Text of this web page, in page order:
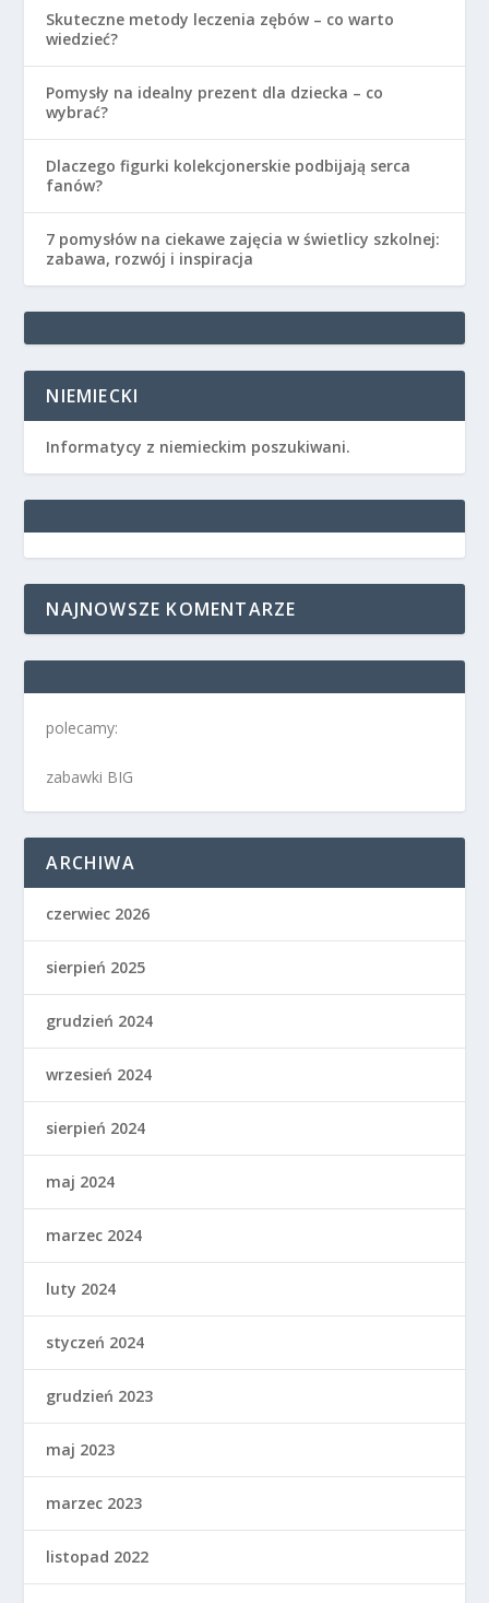
Skuteczne metody leczenia zębów – co warto
wiedzieć?
Pomysły na idealny prezent dla dziecka – co
wybrać?
Dlaczego figurki kolekcjonerskie podbijają serca
fanów?
7 pomysłów na ciekawe zajęcia w świetlicy szkolnej:
zabawa, rozwój i inspiracja
NIEMIECKI
Informatycy z niemieckim poszukiwani.
NAJNOWSZE KOMENTARZE
polecamy:
zabawki BIG
ARCHIWA
czerwiec 2026
sierpień 2025
grudzień 2024
wrzesień 2024
sierpień 2024
maj 2024
marzec 2024
luty 2024
styczeń 2024
grudzień 2023
maj 2023
marzec 2023
listopad 2022